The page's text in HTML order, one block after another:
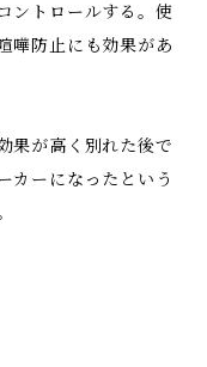
ントロールする。使
嘩防止にも効果があ
果が高く別れた後で
カーになったという